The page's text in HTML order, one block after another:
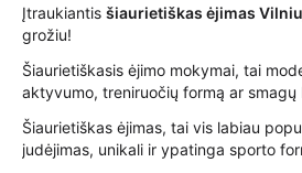
Įtraukiantis šiaurietiškas ėjimas
grožiu!
Šiaurietiškasis ėjimo mokymai, tai
aktyvumo, treniruočių formą ar smagų
Šiaurietiškas ėjimas, tai vis labiau
judėjimas, unikali ir ypatinga sporto